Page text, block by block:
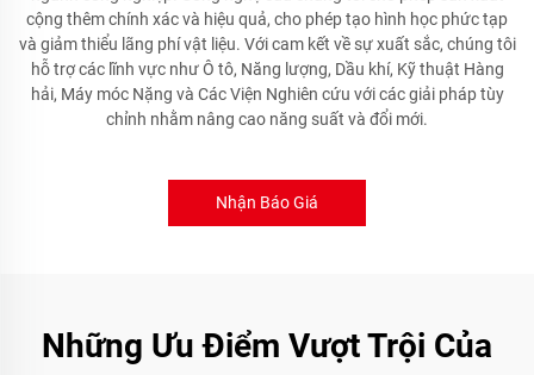
cộng thêm chính xác và hiệu quả, cho phép tạo hình học phức tạp
và giảm thiểu lãng phí vật liệu. Với cam kết về sự xuất sắc, chúng tôi
hỗ trợ các lĩnh vực như Ô tô, Năng lượng, Dầu khí, Kỹ thuật Hàng
hải, Máy móc Nặng và Các Viện Nghiên cứu với các giải pháp tùy
chỉnh nhằm nâng cao năng suất và đổi mới.
Nhận Báo Giá
Những Ưu Điểm Vượt Trội Của